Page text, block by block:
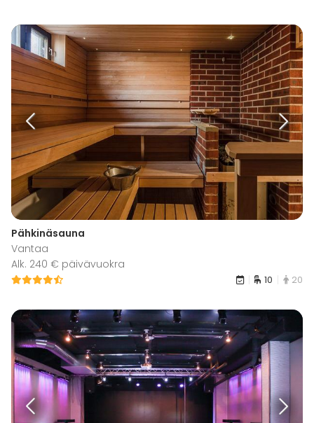
Pähkinäsauna
Vantaa
Alk. 240 € päivävuokra
10 20